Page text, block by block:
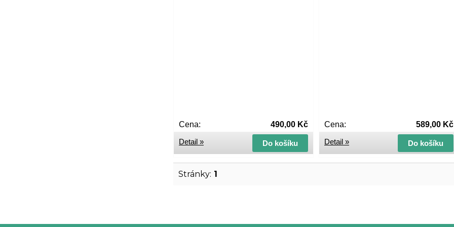
490,00 Kč
Cena:
Do košíku
Detail »
589,00 Kč
Cena:
Do košíku
Detail »
Stránky: 1